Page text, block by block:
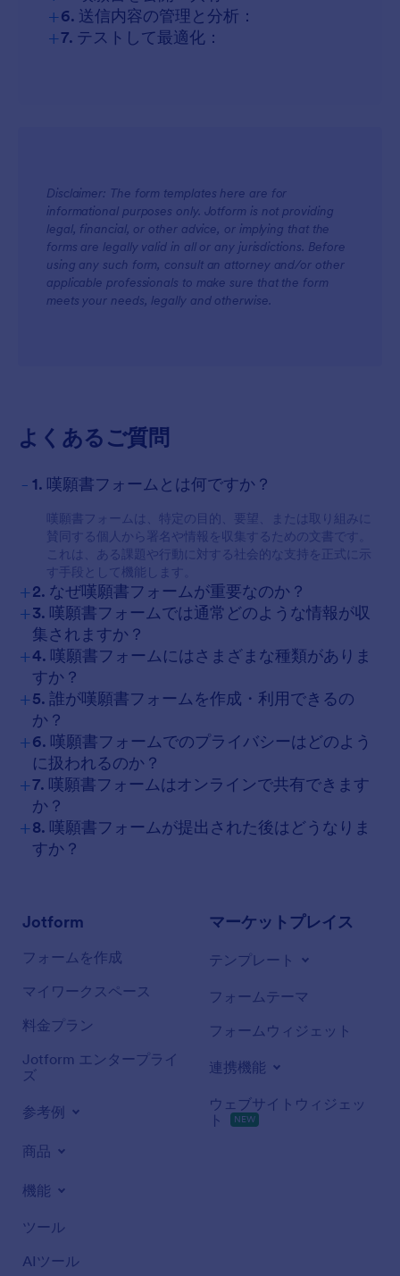
+6. 送信内容の管理と分析：
+7. テストして最適化：
Disclaimer: The form templates here are for
informational purposes only. Jotform is not providing
legal, financial, or other advice, or implying that the
forms are legally valid in all or any jurisdictions. Before
using any such form, consult an attorney and/or other
applicable professionals to make sure that the form
meets your needs, legally and otherwise.
よくあるご質問
- 1. 嘆願書フォームとは何ですか？
嘆願書フォームは、特定の目的、要望、または取り組みに
賛同する個人から署名や情報を収集するための文書です。
これは、ある課題や行動に対する社会的な支持を正式に示
す手段として機能します。
+2. なぜ嘆願書フォームが重要なのか？
+3. 嘆願書フォームでは通常どのような情報が収
集されますか？
+4. 嘆願書フォームにはさまざまな種類がありま
すか？
+5. 誰が嘆願書フォームを作成・利用できるの
か？
+6. 嘆願書フォームでのプライバシーはどのよう
に扱われるのか？
+7. 嘆願書フォームはオンラインで共有できます
か？
+8. 嘆願書フォームが提出された後はどうなりま
すか？
Jotform
フォームを作成
マイワークスペース
料金プラン
Jotform エンタープライ
ズ
参考例
商品
機能
ツール
AIツール
マーケットプレイス
テンプレート
フォームテーマ
フォームウィジェット
連携機能
ウェブサイトウィジェッ
ト
NEW